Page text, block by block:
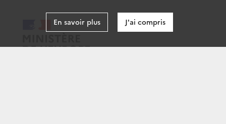
En savoir plus J'ai compris